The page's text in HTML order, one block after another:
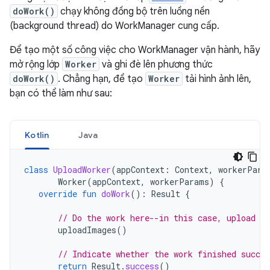
doWork() chạy không đồng bộ trên luồng nền
(background thread) do WorkManager cung cấp.
Để tạo một số công việc cho WorkManager vận hành, hãy
mở rộng lớp Worker và ghi đè lên phương thức
doWork() . Chẳng hạn, để tạo Worker tải hình ảnh lên,
bạn có thể làm như sau:
Kotlin Java
class UploadWorker(appContext : Context,
Worker(appContext, workerParams)
{
override fun doWork(): Result {
// Do the work here--in this case, upload
uploadImages()
// Indicate whether the work finished
return Result. success()